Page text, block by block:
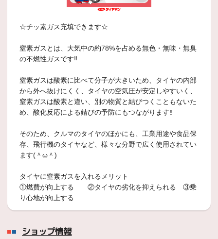
☆チッ素ガス充填できます☆
窒素ガスとは、大気中の約78%を占める無色・無味・無臭
の不燃性ガスです‼
窒素ガスは酸素に比べて分子が大きいため、タイヤの内部
から外へ抜けにくく、タイヤの空気圧が安定しやすいく、
窒素ガスは酸素と違い、別の物質と結びつくこともないた
め、酸化反応による錆びの予防にもつながります‼
そのため、クルマのタイヤのほかにも、工業用途や食品保
存、飛行機のタイヤなど、様々な分野で広く使用されてい
ます(＾ω＾)
タイヤに窒素ガスを入れるメリット
①燃費が向上する ②タイヤの劣化を抑えられる ③乗
り心地が向上する
ショップ情報